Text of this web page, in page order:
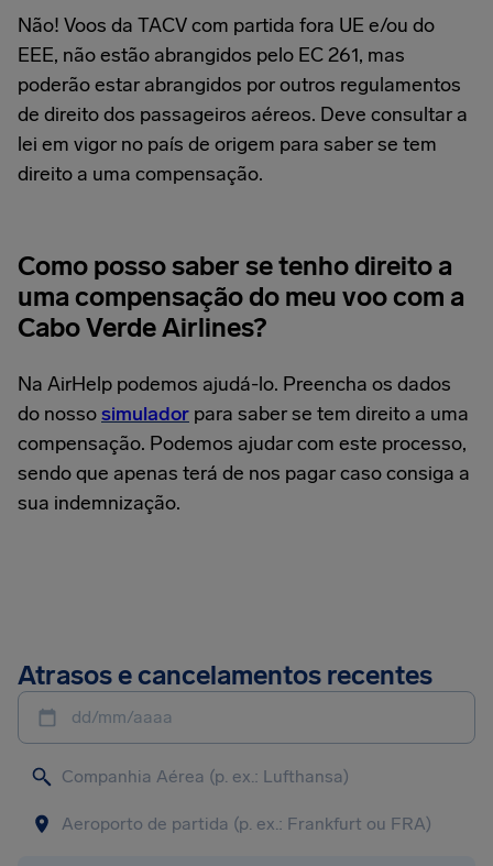
Não! Voos da TACV com partida fora UE e/ou do
EEE, não estão abrangidos pelo EC 261, mas
poderão estar abrangidos por outros regulamentos
de direito dos passageiros aéreos. Deve consultar a
lei em vigor no país de origem para saber se tem
direito a uma compensação.
Como posso saber se tenho direito a
uma compensação do meu voo com a
Cabo Verde Airlines?
Na AirHelp podemos ajudá-lo. Preencha os dados
do nossosimulador para saber se tem direito a uma
compensação. Podemos ajudar com este processo,
sendo que apenas terá de nos pagar caso consiga a
sua indemnização.
Atrasos e cancelamentos recentes
dd/mm/aaaa